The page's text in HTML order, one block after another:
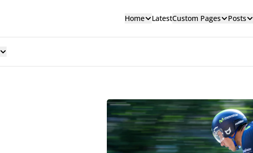
Home LatestCustom Pages Posts